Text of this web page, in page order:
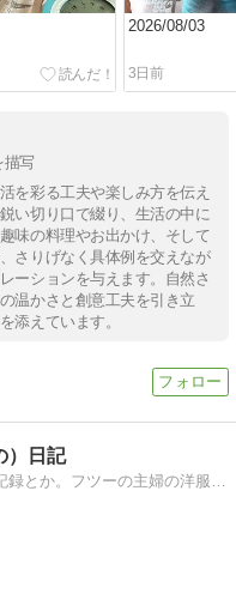
2026/08/03
3日前
描写
を彩る工夫や楽しみ方を伝え
い切り口で綴り、生活の中に
味の料理やお出かけ、そして
さりげなく具体例を交えなが
ーションを与えます。自然さ
温かさと創意工夫を引き立
添えています。
）日記
着てる洋服の備忘録とか買い物の記録とか。フツーの主婦の洋服を中心としたファッションに関する備忘録です。